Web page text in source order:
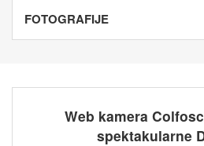
FOTOGRAFIJE
Web kamera
spektakularne